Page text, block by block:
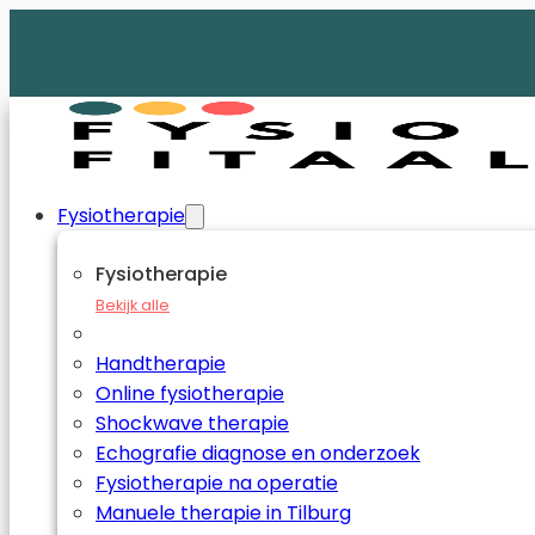
Fysiotherapie
Fysiotherapie
Bekijk alle
Handtherapie
Online fysiotherapie
Shockwave therapie
Echografie diagnose en onderzoek
Fysiotherapie na operatie
Manuele therapie in Tilburg